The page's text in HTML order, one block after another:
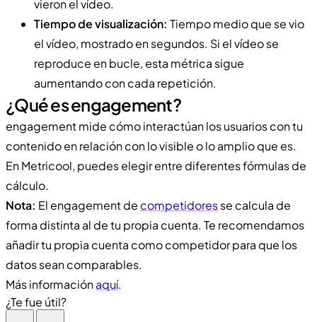
vieron el vídeo.
Tiempo de visualización: Tiempo medio que se vio
el vídeo, mostrado en segundos. Si el vídeo se
reproduce en bucle, esta métrica sigue
aumentando con cada repetición.
¿Qué es engagement?
engagement mide cómo interactúan los usuarios con tu
contenido en relación con lo visible o lo amplio que es.
En Metricool, puedes elegir entre diferentes fórmulas de
cálculo.
Nota: El engagement de competidoresse calcula de
forma distinta al de tu propia cuenta. Te recomendamos
añadir tu propia cuenta como competidor para que los
datos sean comparables.
Más informaciónaquí.
¿Te fue útil?